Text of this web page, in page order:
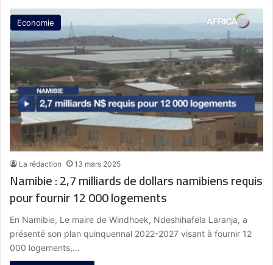
Economie
La rédaction 13 mars 2025
Namibie : 2,7 milliards de dollars namibiens requis
pour fournir 12 000 logements
En Namibie, Le maire de Windhoek, Ndeshihafela Laranja, a
présenté son plan quinquennal 2022-2027 visant à fournir 12
000 logements,…